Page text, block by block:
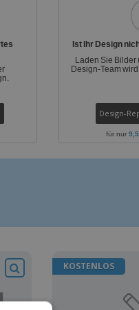
Ist Ihr Design
Laden Sie Bilder
Design-Team
Design-
für nur
KOSTENLOS